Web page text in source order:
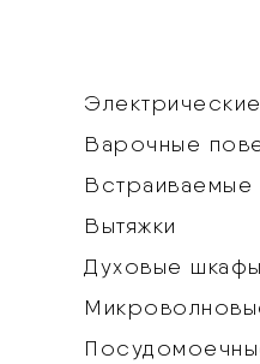
Варочные
Встраиваемые
Вытяжки
Духовые шкафы